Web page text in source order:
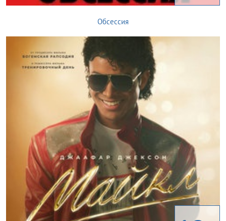
Обсессия